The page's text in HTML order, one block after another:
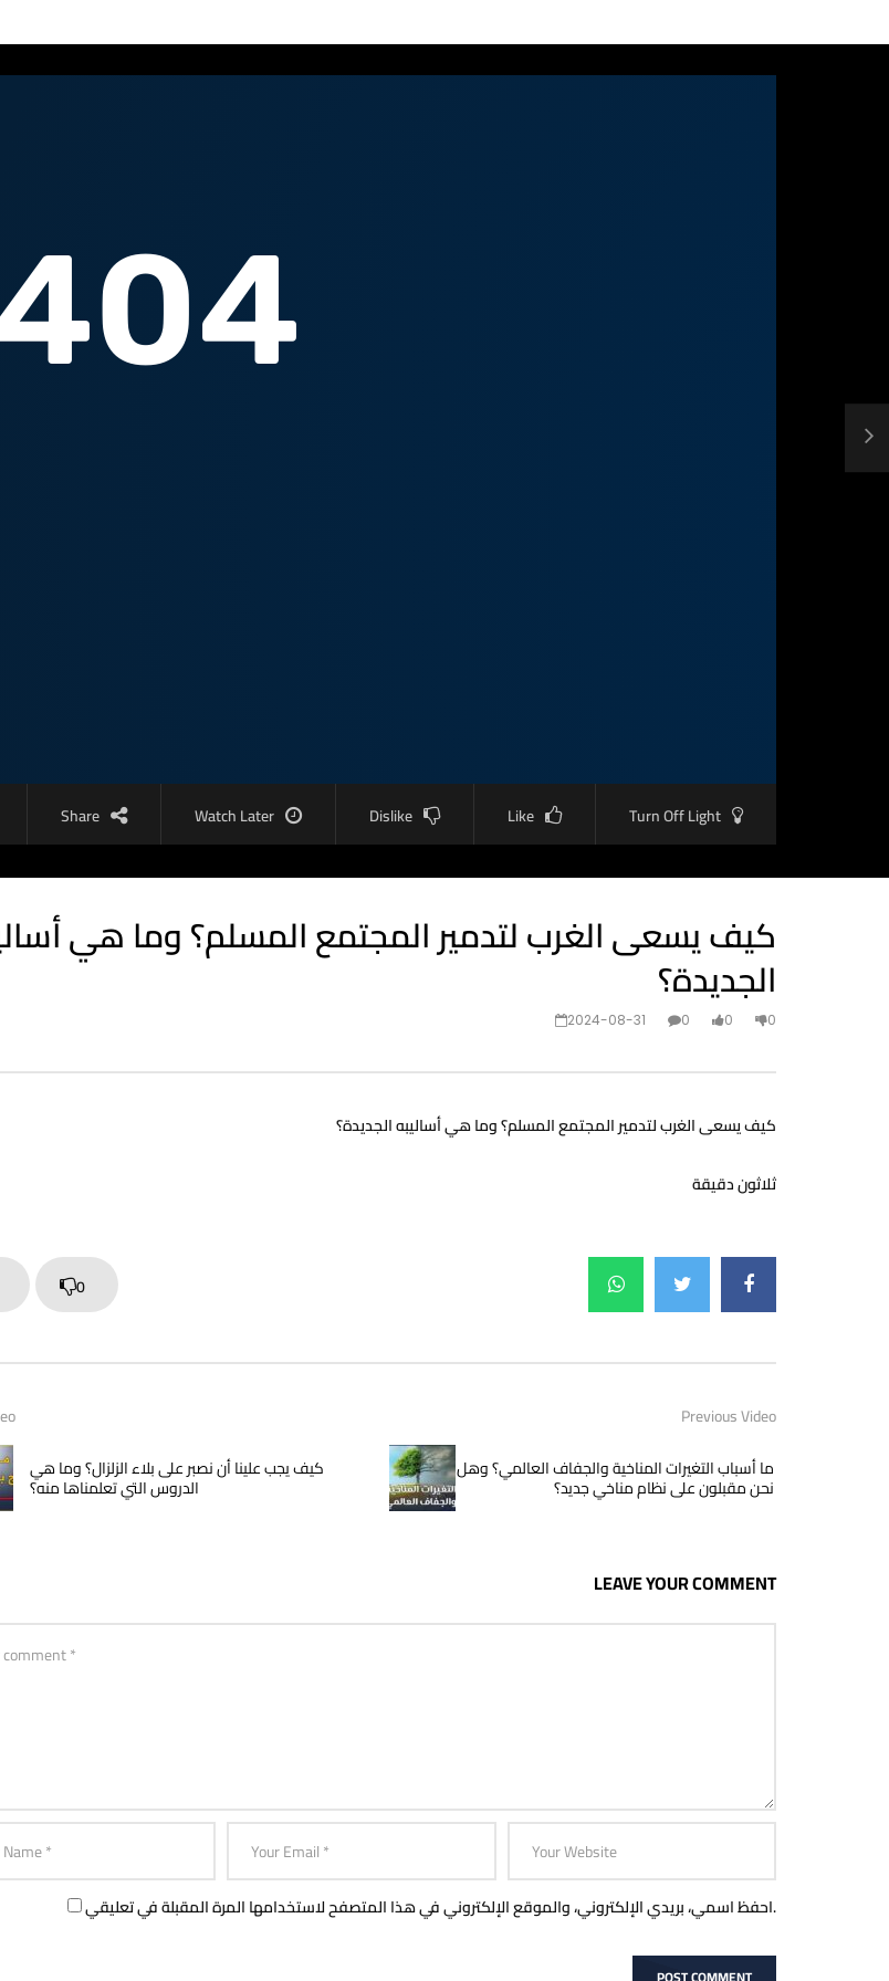
Turn Off Light
Like
Dislike
Watch Later
Share
كيف يسعى الغرب لتدمير المجتمع المسلم؟ وما هي
الجديدة؟
2024-08-31 0 0 0
كيف يسعى الغرب لتدمير المجتمع المسلم؟ وما هي أساليبه الجديدة؟
ثلاثون دقيقة
0
Previous Video
ما أسباب التغيرات المناخية والجفاف العالمي؟ وهل
نحن مقبلون على نظام مناخي جديد؟
كيف يجب علينا أن نصبر على بلاء الزلزال؟ وما هي
الدروس التي تعلمناها منه؟
LEAVE YOUR COMMENT
احفظ اسمي، بريدي الإلكتروني، والموقع الإلكتروني في هذا المتصفح لاستخدامها المرة المقبلة في تعليقي.